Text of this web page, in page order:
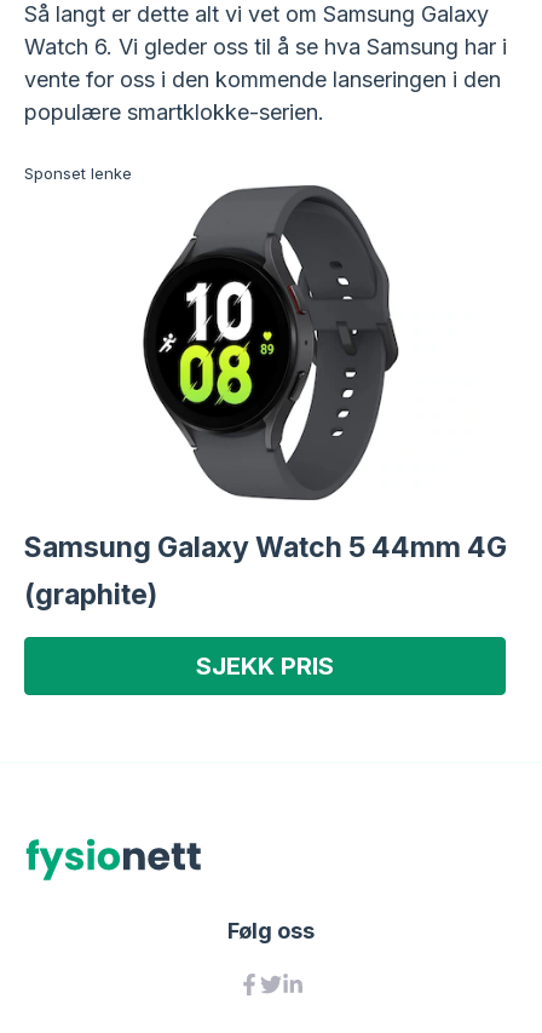
Så langt er dette alt vi vet om Samsung Galaxy
Watch 6. Vi gleder oss til å se hva Samsung har i
vente for oss i den kommende lanseringen i den
populære smartklokke-serien.
Sponset lenke
Samsung Galaxy Watch 5 44mm 4G
(graphite)
SJEKK PRIS
Følg oss